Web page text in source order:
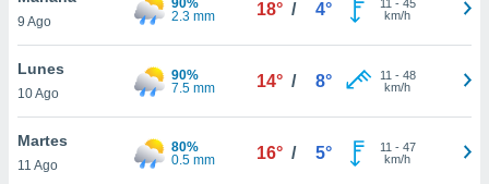
y
en
más
9 Ago
2.3 mm
18° / 4° 11 - 45
km/h
Lunes
10 Ago
90%
7.5 mm
14° / 8° 11 - 48
km/h
Martes
11 Ago
80%
0.5 mm
16° / 5° 11 - 47
km/h